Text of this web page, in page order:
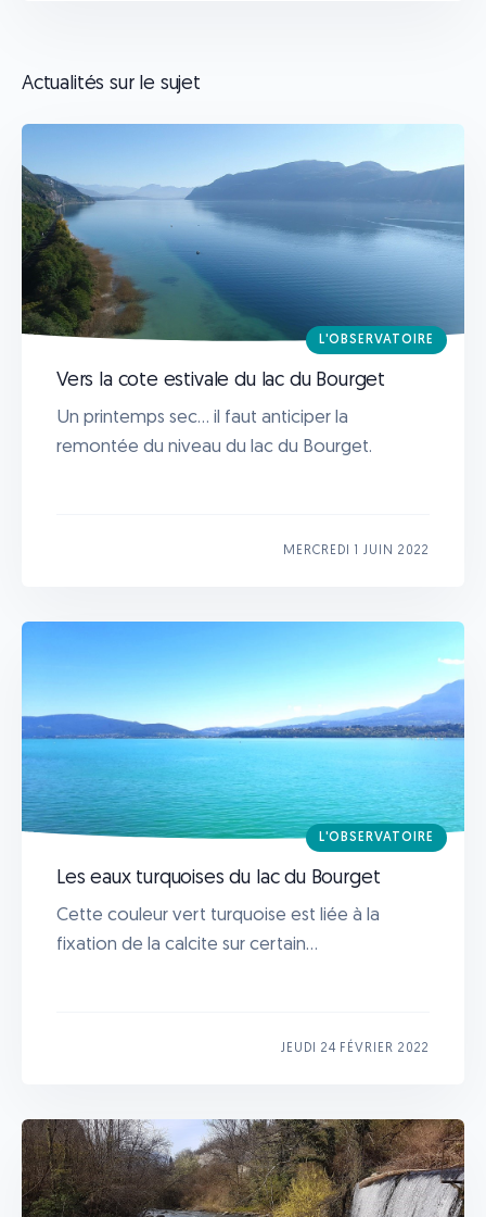
Actualités sur le sujet
L'OBSERVATOIRE
Vers la cote estivale du lac du Bourget
Un printemps sec... il faut anticiper la
remontée du niveau du lac du Bourget.
MERCREDI 1 JUIN 2022
L'OBSERVATOIRE
Les eaux turquoises du lac du Bourget
Cette couleur vert turquoise est liée à la
fixation de la calcite sur certain...
JEUDI 24 FÉVRIER 2022